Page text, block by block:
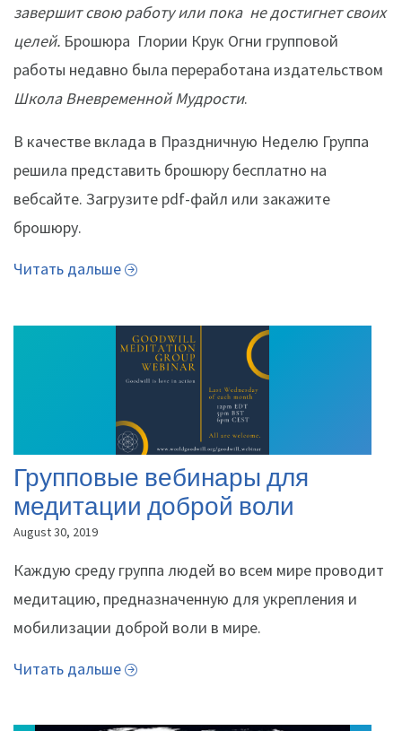
завершит свою работу или пока не достигнет своих
целей. Брошюра Глории Крук Огни групповой
работы недавно была переработана издательством
Школа Вневременной Мудрости.
В качестве вклада в Праздничную Неделю Группа
решила представить брошюру бесплатно на
вебсайте. Загрузите pdf-файл или закажите
брошюру.
Читать дальше
Групповые вебинары для
медитации доброй воли
August 30, 2019
Каждую среду группа людей во всем мире проводит
медитацию, предназначенную для укрепления и
мобилизации доброй воли в мире.
Читать дальше